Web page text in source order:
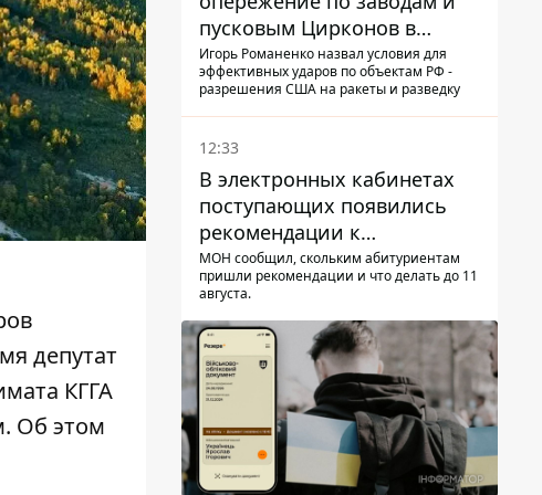
депутат
КГГА
. Об этом
пусковым Цирконов в
России
Игорь Романенко назвал условия для
эффективных ударов по объектам РФ -
разрешения США на ракеты и разведку
12:33
В электронных кабинетах
поступающих появились
рекомендации к
зачислению на бакалавриат
и в магистратуру – что
МОН сообщил, скольким абитуриентам
пришли рекомендации и что делать до 11
августа.